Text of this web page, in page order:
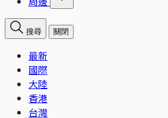
搜尋 關閉
最新
國際
大陸
香港
台灣